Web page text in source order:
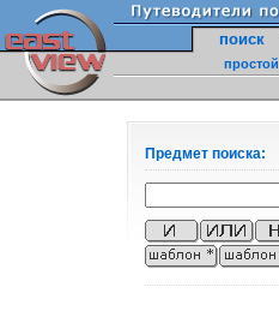
поиск
простой
Предмет поиска: